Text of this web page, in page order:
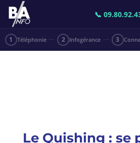
📞
1 Téléphonie 2 Infogérance 3
Le Quishing : se